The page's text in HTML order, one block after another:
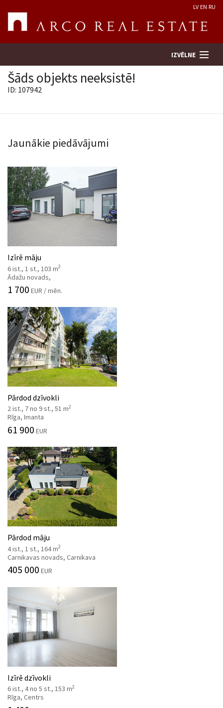
LV EN RU
IZVĒLNE
Uzņēmums
Pakalpojumi
Kontakti
Šāds objekts neeksistē!
ID: 107942
Jaunākie piedāvājumi
Izīrē māju
6 ist., 1 st., 103 m2
Ādažu novads,
1 700 EUR / mēn.
Pārdod dzīvokli
2 ist., 7 no 9 st., 51 m2
Rīga, Imanta
61 900 EUR
Pārdod māju
4 ist., 1 st., 164 m2
Carnikavas novads, Carnikava
405 000 EUR
Izīrē dzīvokli
6 ist., 4 no 5 st., 153 m2
Rīga, Centrs